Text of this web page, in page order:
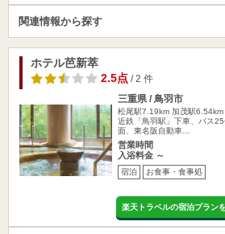
関連情報から探す
ホテル芭新萃
2.5点/ 2 件
三重県 / 鳥羽市
松尾駅7.19km 加茂駅6.54km
近鉄「鳥羽駅」下車、バス
面、東名阪自動車…
営業時間
入浴料金 ～
宿泊 お食事・食事処
楽天トラベルの宿泊プラン